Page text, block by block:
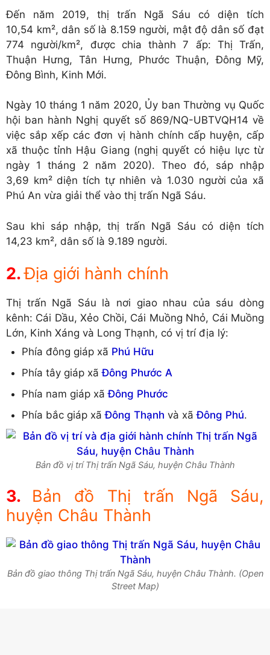
Đến năm 2019, thị trấn Ngã Sáu có diện tích
10,54 km², dân số là 8.159 người, mật độ dân số đạt
774 người/km², được chia thành 7 ấp: Thị Trấn,
Thuận Hưng, Tân Hưng, Phước Thuận, Đông Mỹ,
Đông Bình, Kinh Mới.
Ngày 10 tháng 1 năm 2020, Ủy ban Thường vụ Quốc
hội ban hành Nghị quyết số 869/NQ-UBTVQH14 về
việc sắp xếp các đơn vị hành chính cấp huyện, cấp
xã thuộc tỉnh Hậu Giang (nghị quyết có hiệu lực từ
ngày 1 tháng 2 năm 2020). Theo đó, sáp nhập
3,69 km² diện tích tự nhiên và 1.030 người của xã
Phú An vừa giải thể vào thị trấn Ngã Sáu.
Sau khi sáp nhập, thị trấn Ngã Sáu có diện tích
14,23 km², dân số là 9.189 người.
Địa giới hành chính
Thị trấn Ngã Sáu là nơi giao nhau của sáu dòng
kênh: Cái Dầu, Xẻo Chồi, Cái Muồng Nhỏ, Cái Muồng
Lớn, Kinh Xáng và Long Thạnh, có vị trí địa lý:
Phía đông giáp xã Phú Hữu
Phía tây giáp xãĐông Phước A
Phía nam giáp xãĐông Phước
Phía bắc giáp xãĐông Thạnh và xãĐông Phú.
Bản đồ vị trí Thị trấn Ngã Sáu, huyện Châu Thành
Bản đồ Thị trấn Ngã Sáu,
huyện Châu Thành
Bản đồ giao thông Thị trấn Ngã Sáu, huyện Châu Thành. (Open
Street Map)